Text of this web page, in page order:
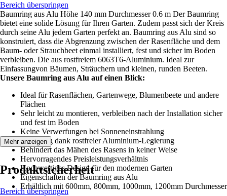
Bereich überspringen
Baumring aus Alu Höhe 140 mm Durchmesser 0.6 m Der Baumring
bietet eine solide Lösung für Ihren Garten. Zudem passt sich der Kreis
durch seine Alu jedem Garten perfekt an. Baumring aus Alu sind so
konstruiert, dass die Abgrenzung zwischen der Rasenfläche und dem
Baum- oder Strauchbeet einmal installiert, fest und sicher im Boden
verbleiben. Die aus rostfreiem 6063T6-Aluminium. Ideal zur
Einfassungvon Bäumen, Sträuchern und kleinen, runden Beeten.
Unsere Baumring aus Alu auf einen Blick:
Ideal für Rasenflächen, Gartenwege, Blumenbeete und andere
Flächen
Sehr leicht zu montieren, verbleiben nach der Installation sicher
und fest im Boden
Keine Verwerfungen bei Sonneneinstrahlung
Langlebig dank rostfreier Aluminium-Legierung
Вehindert das Mähen des Rasens in keiner Weise
Hervorragendes Preisleistungsverhältnis
Hochwertiges Design für den modernen Garten
Eigenschaften der Baumring aus Alu
Еrhältlich mit 600mm, 800mm, 1000mm, 1200mm Durchmesser
Mehr anzeigen
Produktsicherheit
Bereich überspringen